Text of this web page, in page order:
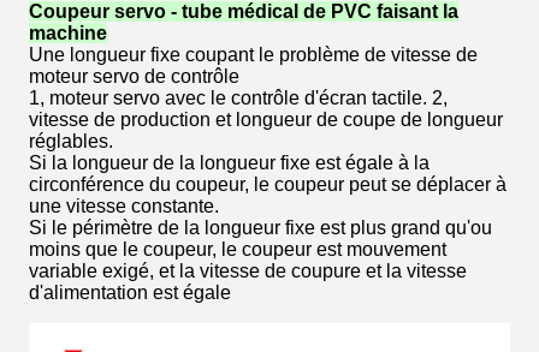
Coupeur servo - tube médical de PVC faisant la
machine
Une longueur fixe coupant le problème de vitesse de
moteur servo de contrôle
1, moteur servo avec le contrôle d'écran tactile. 2,
vitesse de production et longueur de coupe de longueur
réglables.
Si la longueur de la longueur fixe est égale à la
circonférence du coupeur, le coupeur peut se déplacer à
une vitesse constante.
Si le périmètre de la longueur fixe est plus grand qu'ou
moins que le coupeur, le coupeur est mouvement
variable exigé, et la vitesse de coupure et la vitesse
d'alimentation est égale